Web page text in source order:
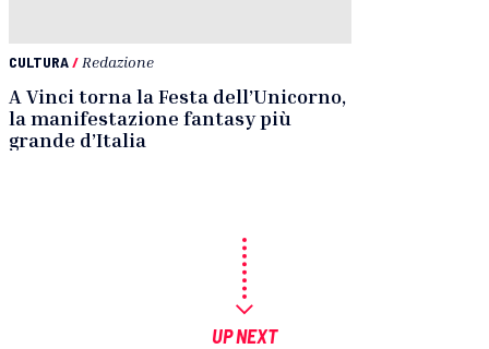
CULTURA/ Redazione
A Vinci torna la Festa dell’Unicorno,
la manifestazione fantasy più
grande d’Italia
UP NEXT